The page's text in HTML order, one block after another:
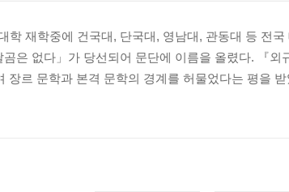
학 재학중에 건국대, 단국대, 영남대, 관동대 등 전
곰은 없다」가 당선되어 문단에 이름을 올렸다. 『외
장르 문학과 본격 문학의 경계를 허물었다는 평을